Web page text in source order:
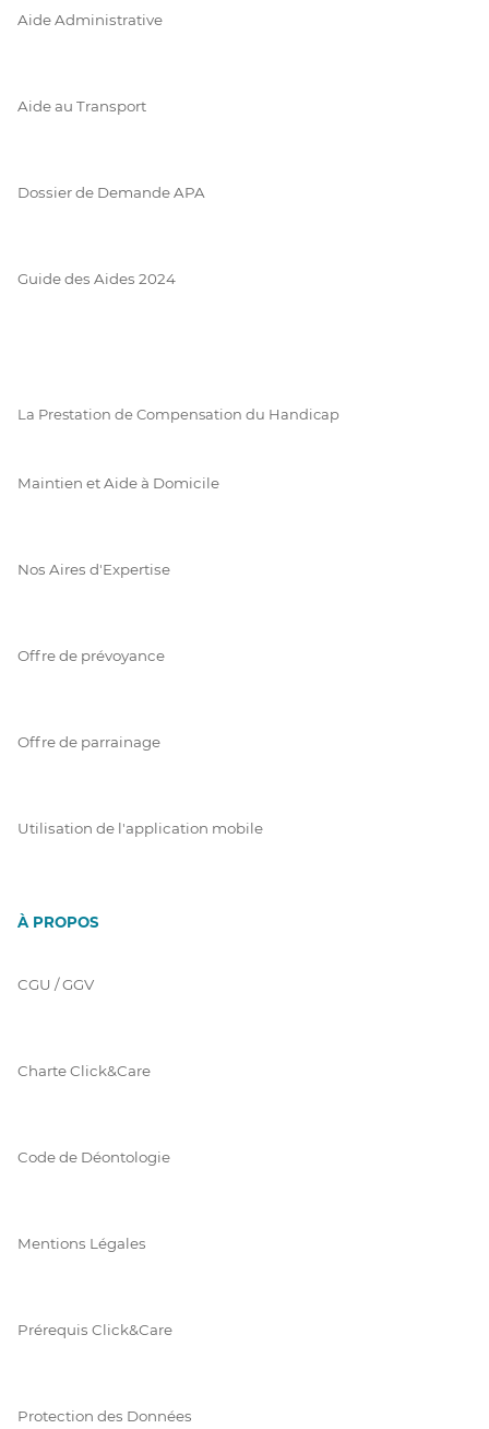
Aide Administrative
Aide au Transport
Dossier de Demande APA
Guide des Aides 2024
La Prestation de Compensation du Handicap
Maintien et Aide à Domicile
Nos Aires d'Expertise
Offre de prévoyance
Offre de parrainage
Utilisation de l'application mobile
À PROPOS
CGU / GGV
Charte Click&Care
Code de Déontologie
Mentions Légales
Prérequis Click&Care
Protection des Données